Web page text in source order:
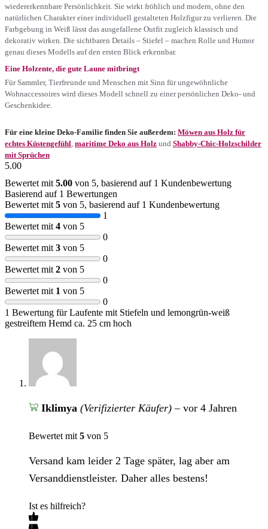
wiedererkennbare Persönlichkeit. Sie wirkt fröhlich und modern, ohne den
natürlichen Charakter einer individuell gestalteten Holzfigur zu verlieren. Die
Farbgebung in Weiß lässt das ausgefallene Outfit zugleich klassisch und
dekorativ wirken. Die sichtbaren Details – Stiefel – machen Rolle und Humor
genau dieses Modells auf den ersten Blick erkennbar.
Eine Holzente, die gute Laune mitbringt
Für Sammler, Tierfreunde und Menschen mit Sinn für ungewöhnliche
Wohnaccessoires wird dieses Modell schnell zu einer persönlichen Deko- und
Geschenkidee.
Für eine kleine Deko-Familie finden Sie außerdem: Möwen aus Holz für
echtes Küstengefühl maritime Deko aus Holz und Shabby-Chic-Holzschilder
mit Sprüchen
5.00
Bewertet mit 5.00 von 5, basierend auf 1 Kundenbewertung
Basierend auf 1 Bewertungen
Bewertet mit 5 von 5, basierend auf 1 Kundenbewertung
1
Bewertet mit 4 von 5
0
Bewertet mit 3 von 5
0
Bewertet mit 2 von 5
0
Bewertet mit 1 von 5
0
1 Bewertung fürLaufente mit Stiefeln und lemongrün-weiß
gestreiftem Hemd ca. 25 cm hoch
Iklimya (Verifizierter Käufer) – vor 4 Jahren
Bewertet mit 5 von 5
Versand kam leider 2 Tage später, lag aber am
Versanddienstleister. Daher alles bestens!
Ist es hilfreich?